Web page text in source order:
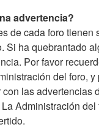
advertencia?
de cada foro tienen
Si ha quebrantado
Por favor
del foro,
las advertencias
Administración